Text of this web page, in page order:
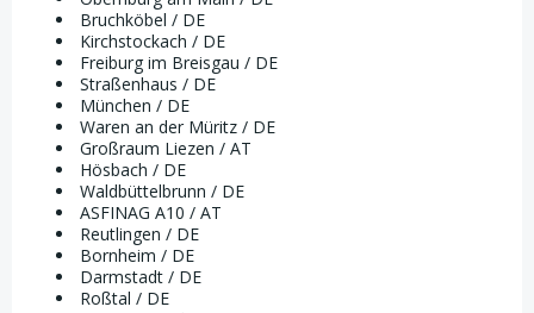
Bruchköbel / DE
Kirchstockach / DE
Freiburg im Breisgau / DE
Straßenhaus / DE
München / DE
Waren an der Müritz / DE
Großraum Liezen / AT
Hösbach / DE
Waldbüttelbrunn / DE
ASFINAG A10 / AT
Reutlingen / DE
Bornheim / DE
Darmstadt / DE
Roßtal / DE